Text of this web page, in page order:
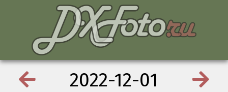
2022-12-01